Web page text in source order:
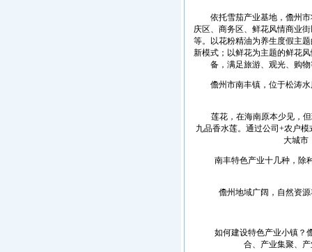
依托雪茄产业基地，儋州市
庆区、商务区、鲜花风情商业
等。以花粉精油为养生度假主
新模式；以鲜花为主题的鲜花
备，满足旅游、观光、购
儋州市南丰镇，位于松涛水
莲花，在海南原本少见，但
九品香水莲。通过公司+农户
大城市
南丰特色产业十几种，除种
儋州地域广阔，自然资源
如何建设特色产业小镇？儋
合、产业集聚、